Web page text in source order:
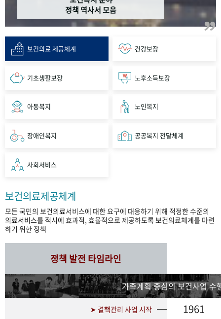
정책 역사서 모음
보건의료 제공체계 건강보장
기초생활보장 노후소득보장
아동복지 노인복지
장애인복지 공공복지 전달체계
사회서비스
보건의료제공체계
모든 국민의 보건의료서비스에 대한 요구에 대응하기 위해 적정한 수준의
의료서비스를 적시에 효과적, 효율적으로 제공하도록 보건의료체계를 마련
하기 위한 정책
정책 발전 타임라인
가족계획 중심의 보건사업 수
➤ 결핵관리 사업 시작 1961